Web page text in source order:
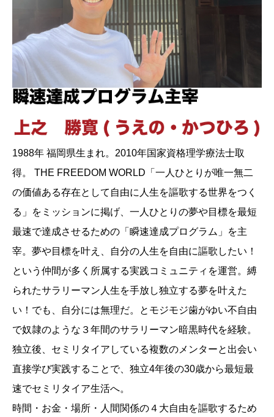
1988年 福岡県生まれ。2010年国家資格理学療法士取
得。 THE FREEDOM WORLD「一人ひとりが唯一無二
の価値ある存在として自由に人生を謳歌する世界をつく
る」をミッションに掲げ、一人ひとりの夢や目標を最短
最速で達成させるための「瞬速達成プログラム」を主
宰。夢や目標を叶え、自分の人生を自由に謳歌したい！
という仲間が多く所属する実践コミュニティを運営。縛
られたサラリーマン人生を手放し独立する夢を叶えた
い！でも、自分には無理だ。とモジモジ歯がゆい不自由
で奴隷のような３年間のサラリーマン暗黒時代を経験。
独立後、セミリタイアしている複数のメンターと出会い
直接学び実践することで、独立4年後の30歳から最短最
速でセミリタイア生活へ。
時間・お金・場所・人間関係の４大自由を謳歌するため